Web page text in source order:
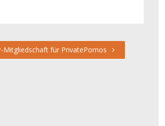
Mitgliedschaft für PrivatePornos